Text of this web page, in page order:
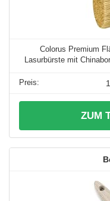
Colorus Premium
Lasurbürste mit
ZUM